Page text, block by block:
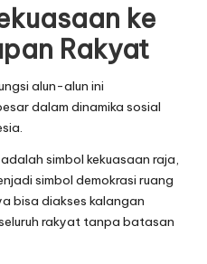
ke
Rakyat
alun-alun ini
dalam dinamika sosial
simbol kekuasaan raja,
simbol demokrasi ruang
bisa diakses kalangan
rakyat tanpa batasan